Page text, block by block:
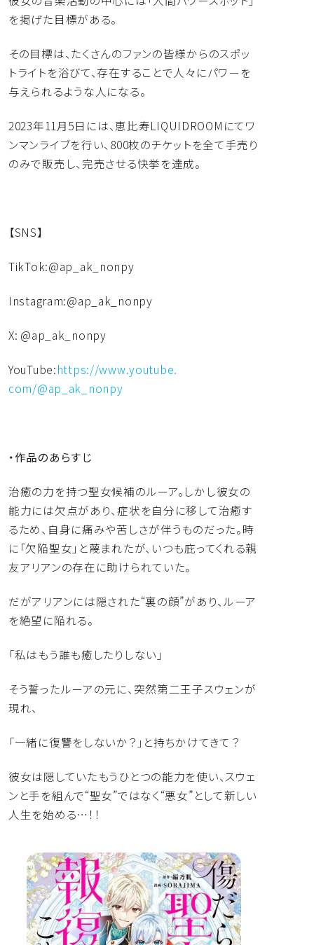
を掲げた目標がある。
その目標は、 たくさんのファンの皆様からのスポッ
トライトを浴びて、存在することで人々にパワーを
与えられるような人になる。
2023年11月5日には、 恵比寿LIQUIDROOMにてワ
ンマンライブを行い、 800枚のチケットを全て手売り
のみで販売し、 完売させる快挙を達成。
【SNS】
TikTok:@ap_ak_nonpy
Instagram:@ap_ak_nonpy
X: @ap_ak_nonpy
YouTube:https://www.youtube.
com/@ap_ak_nonpy
・作品のあらすじ
治癒の力を持つ聖女候補のルーア。 しかし彼女の
能力には欠点があり、症状を自分に移して治癒す
るため、 自身に痛みや苦しさが伴うものだった。時
に「欠陥聖女」 と蔑まれたが、 いつも庇ってくれる親
友アリアンの存在に助けられていた。
だがアリアンには隠された“裏の顔”があり、 ルーア
を絶望に陥れる。
「私はもう誰も癒したりしない」
そう誓ったルーアの元に、突然第二王子スウェンが
現れ、
「一緒に復讐をしないか？」と持ちかけてきて――？
彼女は隠していたもうひとつの能力を使い、 スウェ
ンと手を組んで“聖女”ではなく“悪女”として新しい
人生を始める…！！